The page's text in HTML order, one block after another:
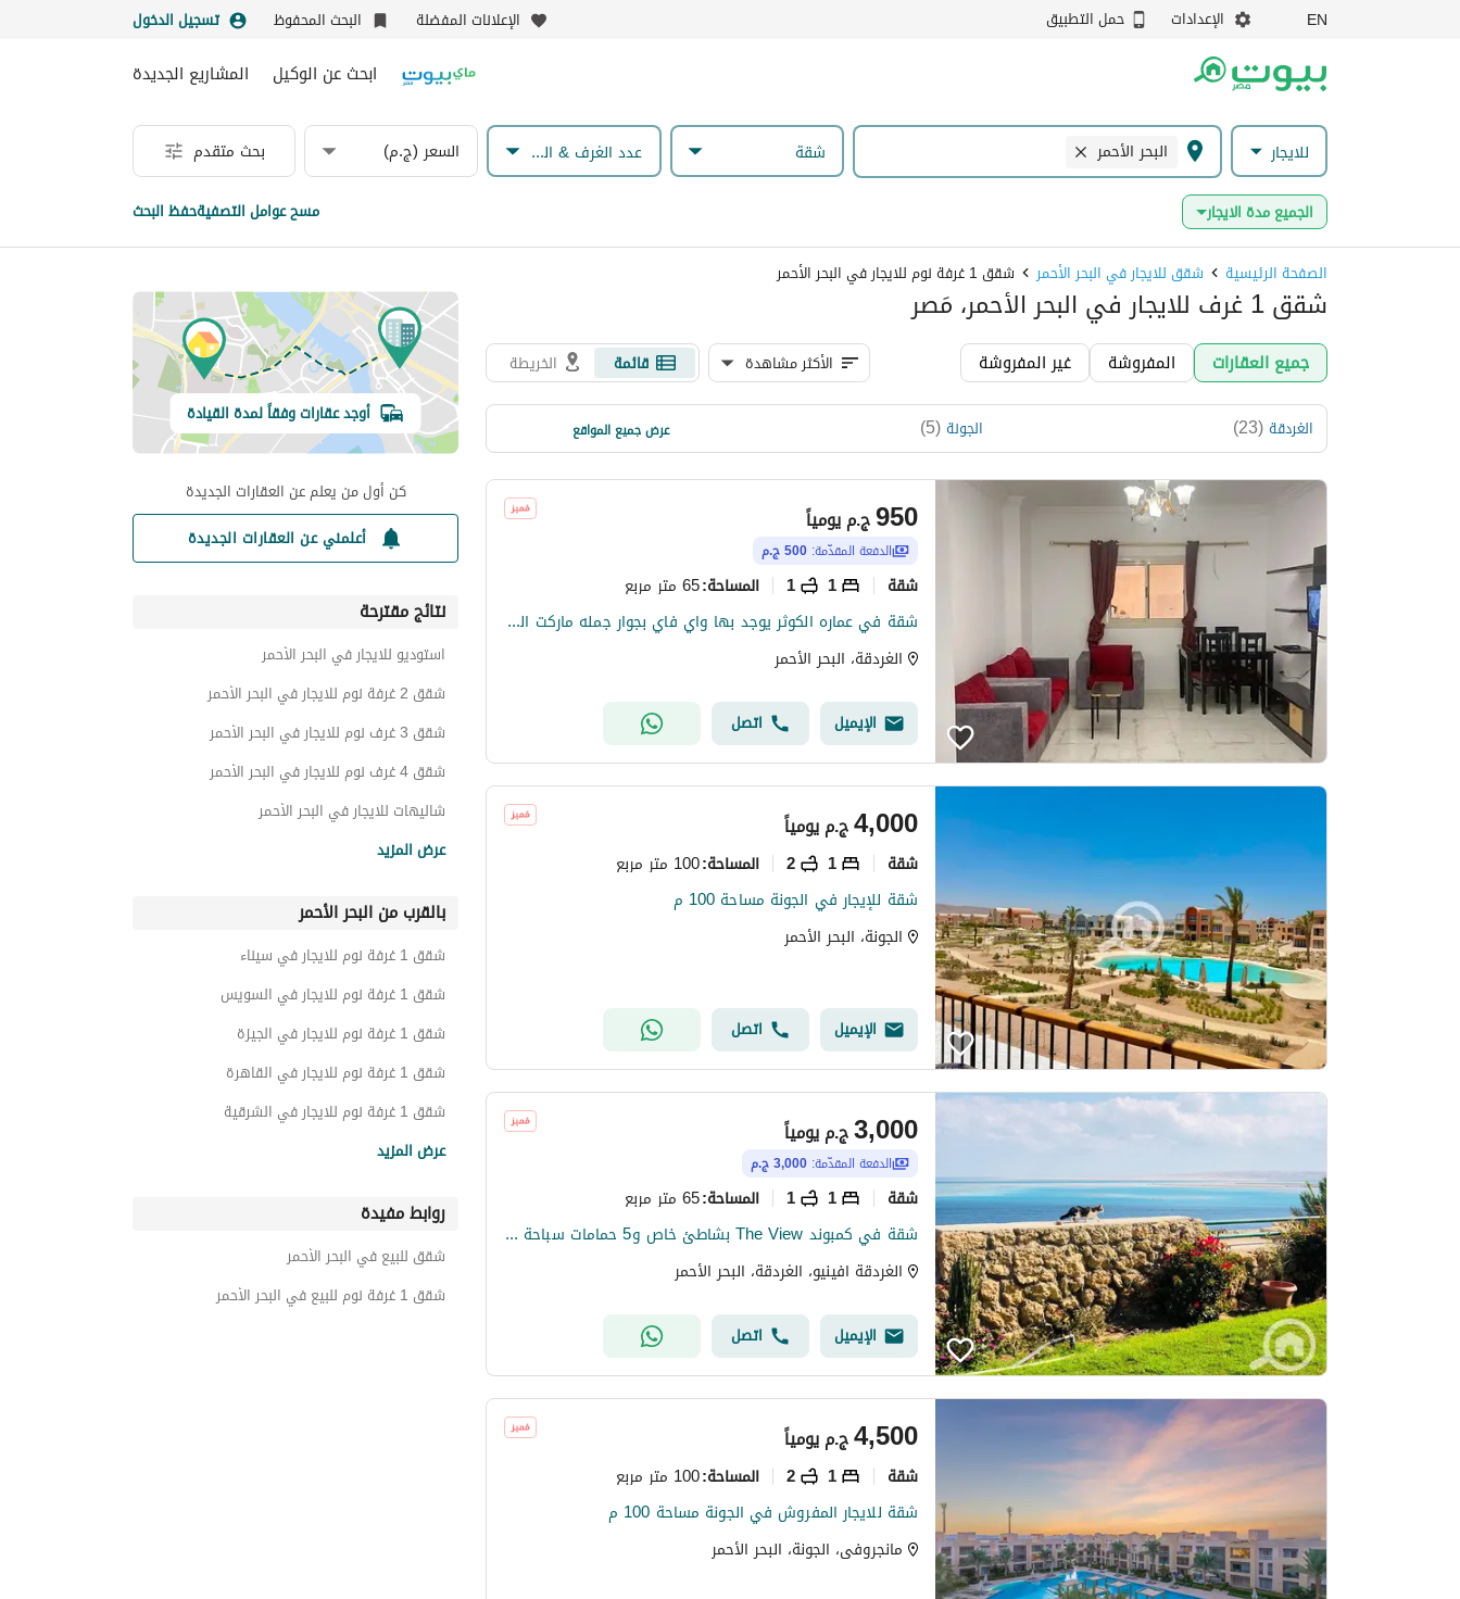
EN الإعدادات حمل التطبيق الإعلانات المفضلة البحث المحفوظ تسجيل الدخول
ابحث عن الوكيل المشاريع الجديدة
للايجار البحر الأحمر شقة عدد الغرف & الحمامات السعر (ج.م) بحث متقدم
الجميع مدة الايجار مسح عوامل التصفيةحفظ البحث
الصفحة الرئيسية شقق للايجار في البحر الأحمر شقق 1 غرفة نوم للايجار في البحر الأحمر
شقق 1 غرف للايجار في البحر الأحمر، مَصر
جميع العقارات المفروشة غير المفروشة الأكثر مشاهدة قائمة الخريطة
الغردقة(
23
) الجونة(
5
) سهل حشيش
(
1
)
عرض جميع المواقع
ج.م950 يومياً
الدفعة المقدّمة: 500 ج.م
شقة 1
1 المساحة:65 متر مربع
شقة في عماره الكوثر يوجد بها واي فاي بجوار جمله ماركت الكوثر و امام مجمع بنوك
الغردقة، البحر الأحمر
الإيميل اتصل
ج.م4,000 يومياً
شقة 1
2 المساحة:100 متر مربع
شقة للإيجار في الجونة مساحة 100 م
الجونة، البحر الأحمر
الإيميل اتصل
ج.م3,000 يومياً
الدفعة المقدّمة: 3,000 ج.م
شقة 1
1 المساحة:65 متر مربع
شقة في كمبوند The View بشاطئ خاص و5 حمامات سباحة للأطفال و الكبار
الغردقة افينيو، الغردقة، البحر الأحمر
الإيميل اتصل
ج.م4,500 يومياً
شقة 1
2 المساحة:100 متر مربع
شقة للايجار المفروش في الجونة مساحة 100 م
مانجروفى، الجونة، البحر الأحمر
أوجد عقارات وفقاً لمدة القيادة
كن أول من يعلم عن العقارات الجديدة
أعلمني عن العقارات الجديدة
نتائج مقترحة
استوديو للايجار في البحر الأحمر
شقق 2 غرفة نوم للايجار في البحر الأحمر
شقق 3 غرف نوم للايجار في البحر الأحمر
شقق 4 غرف نوم للايجار في البحر الأحمر
شاليهات للايجار في البحر الأحمر
بنتهاوس للايجار في البحر الأحمر
عقارات للايجار في البحر الأحمر
عرض المزيد
بالقرب من البحر الأحمر
شقق 1 غرفة نوم للايجار في سيناء
شقق 1 غرفة نوم للايجار في السويس
شقق 1 غرفة نوم للايجار في الجيزة
شقق 1 غرفة نوم للايجار في القاهرة
شقق 1 غرفة نوم للايجار في الشرقية
شقق 1 غرفة نوم للايجار في مطروح
عرض المزيد
روابط مفيدة
شقق للبيع في البحر الأحمر
شقق 1 غرفة نوم للبيع في البحر الأحمر